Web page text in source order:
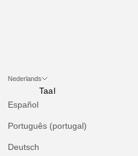
Nederlands
Taal
Español
Português (portugal)
Deutsch